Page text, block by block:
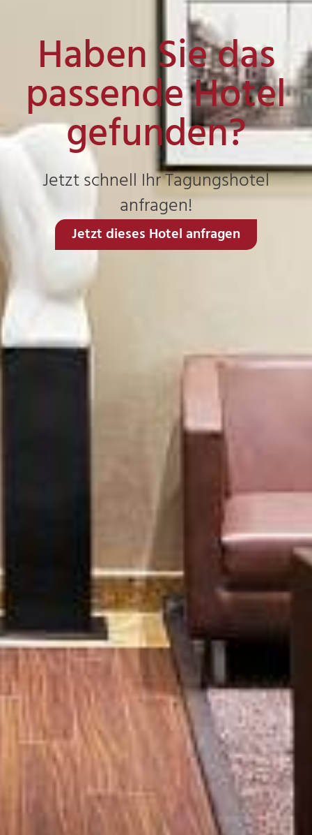
Haben Sie das
passende Hotel
gefunden?
Jetzt schnell Ihr Tagungshotel
anfragen!
Jetzt dieses Hotel anfragen